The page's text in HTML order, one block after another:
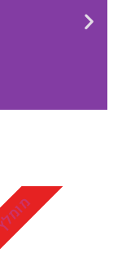
טיסה זולה?
לחצו
פה!